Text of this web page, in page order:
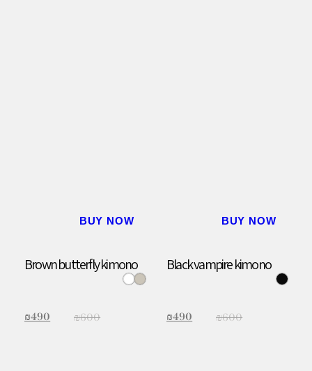
BUY NOW
Black vampire kimono
₪600
₪490
BUY NOW
Brown butterfly kimono
₪600
₪490